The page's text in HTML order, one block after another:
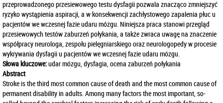
przeprowadzonego przesiewowego testu dysfagii pozwala znacząco zmniejszyć
ryzyko wystąpienia aspiracji, a w konsekwencji zachłystowego zapalenia płuc u
pacjentów we wczesnej fazie udaru mózgu. Niniejsza praca stanowi przegląd
przesiewowych testów zaburzeń połykania, a także zwraca uwagę na znaczenie
współpracy neurologa, zespołu pielęgniarskiego oraz neurologopedy w procesie
wykrywania dysfagii u pacjentów we wczesnej fazie udaru mózgu.
Słowa kluczowe:udar mózgu, dysfagia, ocena zaburzeń połykania
Abstract
Stroke is the third most common cause of death and the most common cause of
permanent disability in adults. Among many factors the most important, so-